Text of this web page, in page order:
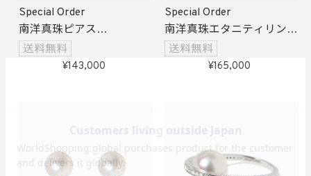
Special Order
南洋真珠ピアス
受注生産
143,000
Special Order
南洋真珠エタニティリング
受注生産
165,000